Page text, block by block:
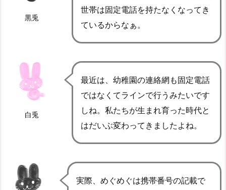
黒兎
世帯は固定電話を持たなくなってき
ているからなぁ。
白兎
最近は、幼稚園の連絡網も固定電話
ではなくてラインで行うみたいです
しね。私たちが生まれ育った時代と
はだいぶ変わってきましたよね。
実際、めぐめぐは携帯番号の記載で